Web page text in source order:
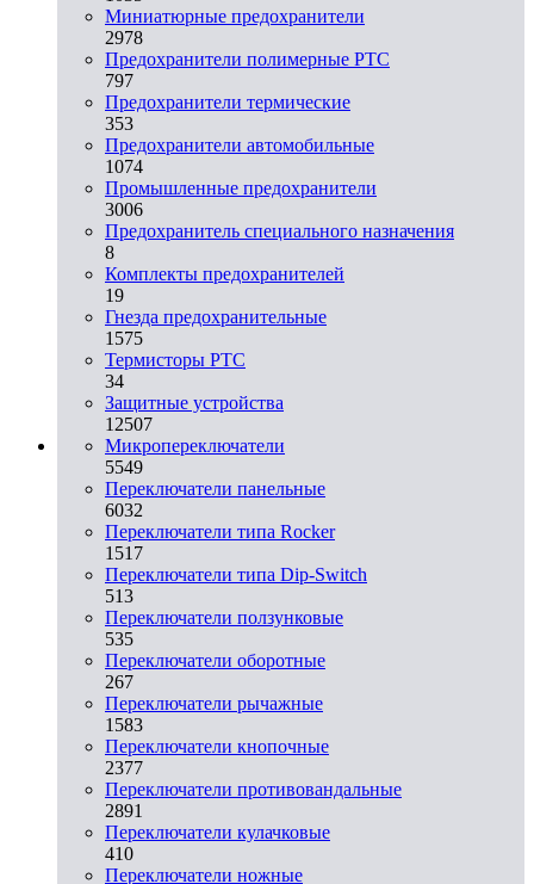
Миниатюрные предохранители
2978
Предохранители полимерные PTC
797
Предохранители термические
353
Предохранители автомобильные
1074
Промышленные предохранители
3006
Предохранитель специального назначения
8
Комплекты предохранителей
19
Гнезда предохранительные
1575
Термисторы PTC
34
Защитные устройства
12507
Микропереключатели
5549
Переключатели панельные
6032
Переключатели типа Rocker
1517
Переключатели типа Dip-Switch
513
Переключатели ползунковые
535
Переключатели оборотные
267
Переключатели рычажные
1583
Переключатели кнопочные
2377
Переключатели противовандальные
2891
Переключатели кулачковые
410
Переключатели ножные